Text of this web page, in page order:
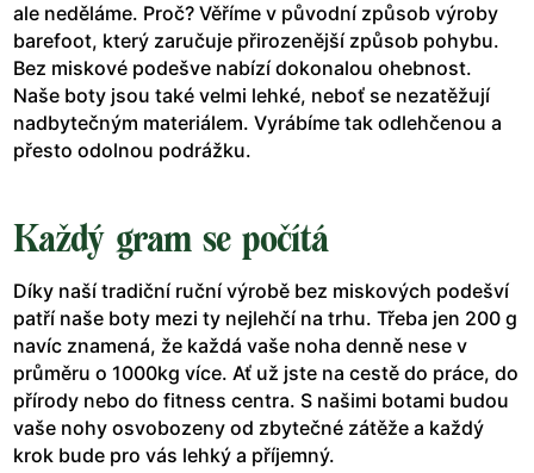
ale neděláme. Proč? Věříme v původní způsob výroby
barefoot, který zaručuje přirozenější způsob pohybu.
Bez miskové podešve nabízí dokonalou ohebnost.
Naše boty jsou také velmi lehké, neboť se nezatěžují
nadbytečným materiálem. Vyrábíme tak odlehčenou a
přesto odolnou podrážku.
Každý gram se počítá
Díky naší tradiční ruční výrobě bez miskových podešví
patří naše boty mezi ty nejlehčí na trhu. Třeba jen 200 g
navíc znamená, že každá vaše noha denně nese v
průměru o 1000kg více. Ať už jste na cestě do práce, do
přírody nebo do fitness centra. S našimi botami budou
vaše nohy osvobozeny od zbytečné zátěže a každý
krok bude pro vás lehký a příjemný.